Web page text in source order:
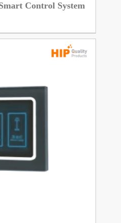
Control System